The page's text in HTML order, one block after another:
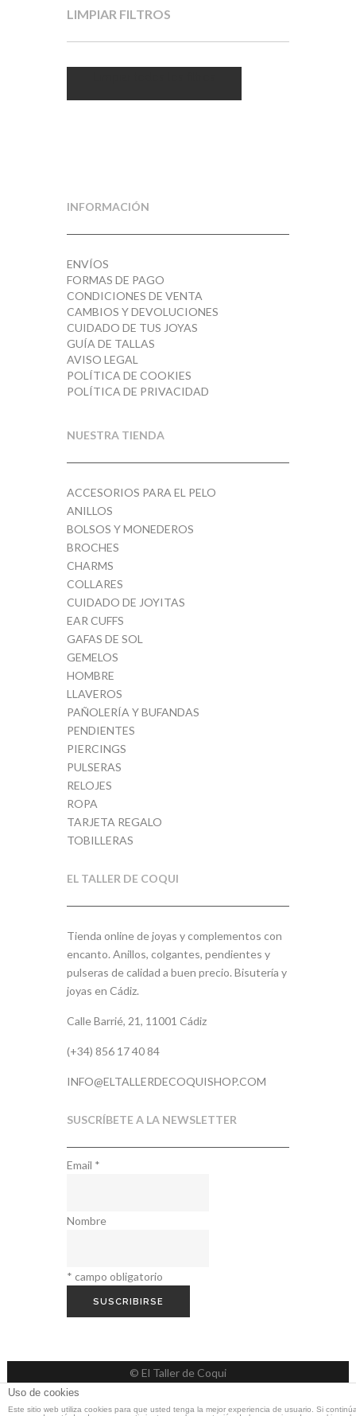
LIMPIAR FILTROS
INFORMACIÓN
ENVÍOS
FORMAS DE PAGO
CONDICIONES DE VENTA
CAMBIOS Y DEVOLUCIONES
CUIDADO DE TUS JOYAS
GUÍA DE TALLAS
AVISO LEGAL
POLÍTICA DE COOKIES
POLÍTICA DE PRIVACIDAD
NUESTRA TIENDA
ACCESORIOS PARA EL PELO
ANILLOS
BOLSOS Y MONEDEROS
BROCHES
CHARMS
COLLARES
CUIDADO DE JOYITAS
EAR CUFFS
GAFAS DE SOL
GEMELOS
HOMBRE
LLAVEROS
PAÑOLERÍA Y BUFANDAS
PENDIENTES
PIERCINGS
PULSERAS
RELOJES
ROPA
TARJETA REGALO
TOBILLERAS
EL TALLER DE COQUI
Tienda online de joyas y complementos con
encanto. Anillos, colgantes, pendientes y
pulseras de calidad a buen precio. Bisutería y
joyas en Cádiz.
Calle Barrié, 21, 11001 Cádiz
(+34) 856 17 40 84
INFO@ELTALLERDECOQUISHOP.COM
SUSCRÍBETE A LA NEWSLETTER
Email *
Nombre
* campo obligatorio
© El Taller de Coqui
Uso de cookies
Este sitio web utiliza cookies para que usted tenga la mejor experiencia de usuario. Si